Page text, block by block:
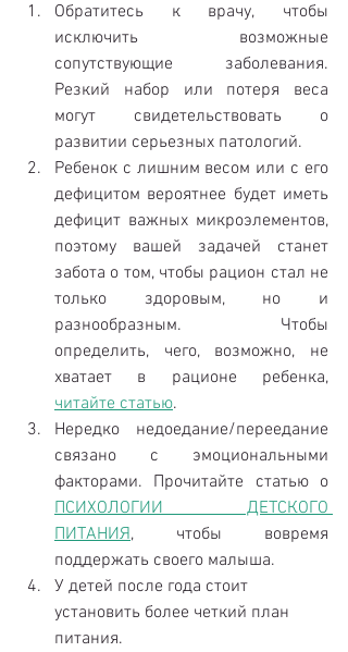
Обратитесь к врачу, чтобы
исключить возможные
сопутствующие заболевания.
Резкий набор или потеря веса
могут свидетельствовать о
развитии серьезных патологий.
Ребенок с лишним весом или с его
дефицитом вероятнее будет иметь
дефицит важных микроэлементов,
поэтому вашей задачей станет
забота о том, чтобы рацион стал не
только здоровым, но и
разнообразным. Чтобы
определить, чего, возможно, не
читайте статью.
Нередко недоедание/переедание
связано с эмоциональными
ПСИХОЛОГИИ ДЕТСКОГО
ПИТАНИЯ, чтобы вовремя
поддержать своего малыша.
У детей после года стоит
установить более четкий план
питания.